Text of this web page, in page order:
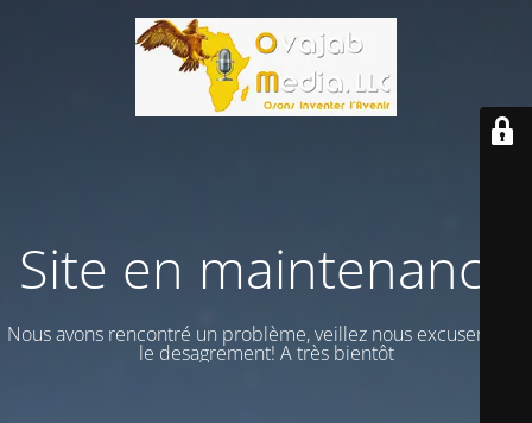
Site en maintenance
Nous avons rencontré un problème, veillez nous excuser vour
le desagrement! A très bientôt